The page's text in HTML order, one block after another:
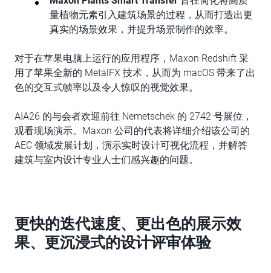
量植物元素引入建筑场景的过程，从而打造出更
真实的场景效果，并提升场景制作的效率。
对于在苹果电脑上运行的应用程序，Maxon Redshift 采
用了苹果全新的 MetalFX 技术，从而为 macOS 带来了出
色的交互式帧率以及令人惊叹的视觉效果。
AIA26 的与会者欢迎前往 Nemetschek 的 2742 号展位，
观看现场演示。Maxon 公司的代表将详细介绍该公司的
AEC 领域发展计划，演示实时设计可视化流程，并解答
建筑与室内设计专业人士们感兴趣的问题。
更快的迭代速度、更出色的展示效
果、更沉浸式的设计评审体验